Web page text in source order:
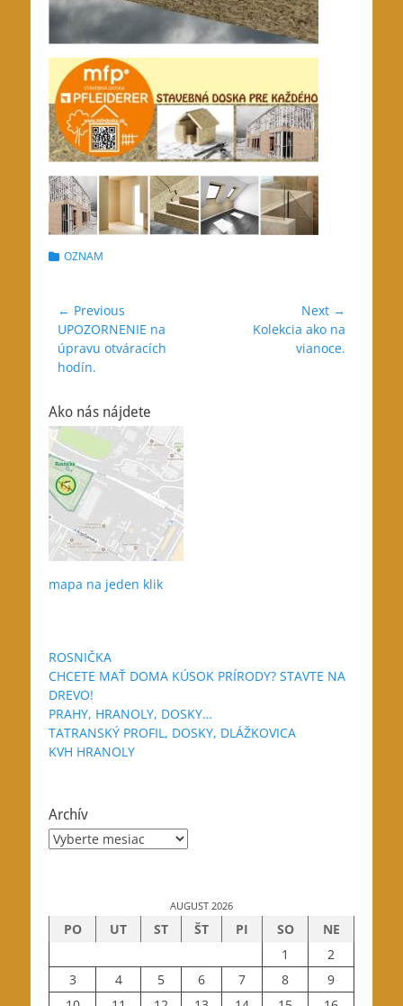
Categories
OZNAM
Navigácia
v
článku
← Previous
Previous
post:
UPOZORNENIE na
úpravu otváracích
hodín.
Next →
Kolekcia ako na
vianoce.
Ako nás nájdete
mapa na jeden klik
ROSNIČKA
CHCETE MAŤ DOMA KÚSOK PRÍRODY? STAVTE NA
DREVO!
PRAHY, HRANOLY, DOSKY…
TATRANSKÝ PROFIL, DOSKY, DLÁŽKOVICA
KVH HRANOLY
Archív
Archív
AUGUST 2026
PO UT ST ŠT PI SO
NE
1
2
3
4 5 6 7 8
9